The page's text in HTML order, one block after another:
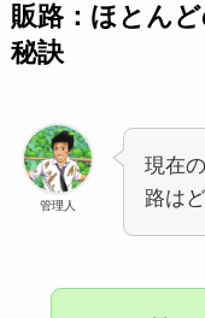
販路：ほとん
秘訣
管理人
現在
路は